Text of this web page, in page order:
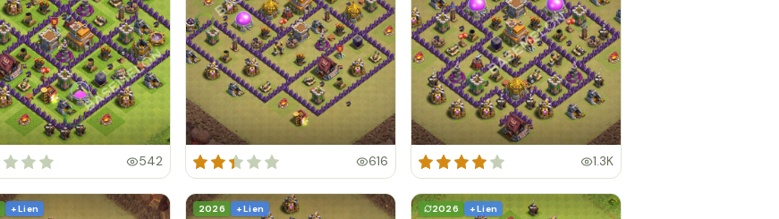
542 616 1.3K
+ Lien 2026 + Lien 2026 + Lien